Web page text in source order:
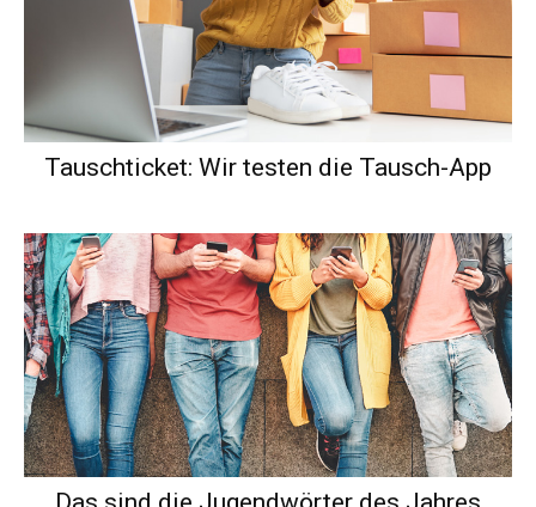
Tauschticket: Wir testen die Tausch-App